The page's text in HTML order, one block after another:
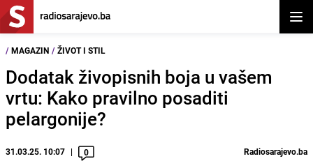
/ MAGAZIN / ŽIVOT I STIL
Dodatak živopisnih boja u vašem
vrtu: Kako pravilno posaditi
pelargonije?
31.03.25. 10:07 0 Radiosarajevo.ba